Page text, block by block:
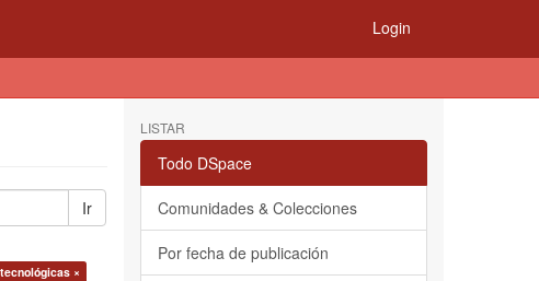
Login
Ir
×
LISTAR
Todo DSpace
Comunidades & Colecciones
Por fecha de publicación